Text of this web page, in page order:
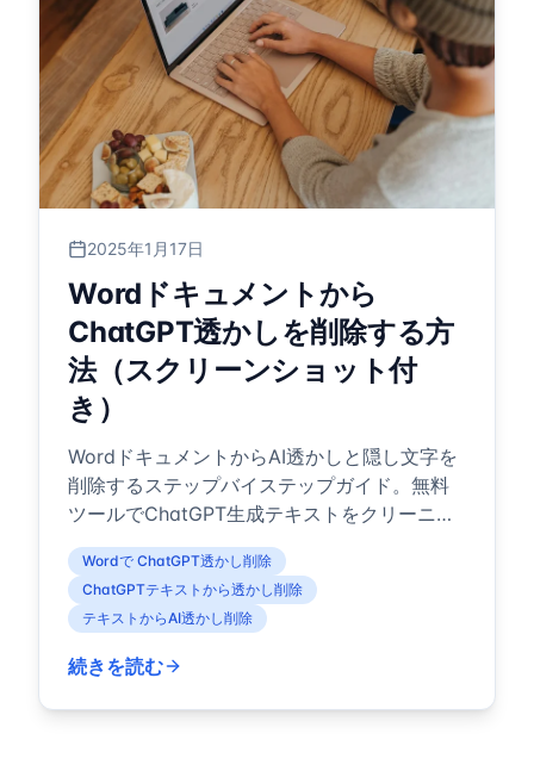
2025年1月17日
Wordドキュメントから
ChatGPT透かしを削除する方
法（スクリーンショット付
き）
WordドキュメントからAI透かしと隠し文字を
削除するステップバイステップガイド。無料
ツールでChatGPT生成テキストをクリーニン
グし、一般的なフォーマット問題をトラブル
シューティングする方法を解説。
Wordで ChatGPT透かし削除
ChatGPTテキストから透かし削除
テキストからAI透かし削除
続きを読む